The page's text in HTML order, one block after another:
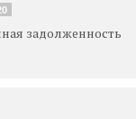
задолженность